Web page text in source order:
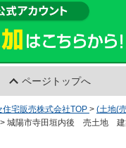
ページトップへ
宅販売株式会社TOP > (土地(
> 城陽市寺田垣内後 売土地 建